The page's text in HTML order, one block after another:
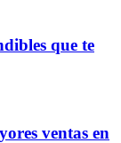
que te
ventas en